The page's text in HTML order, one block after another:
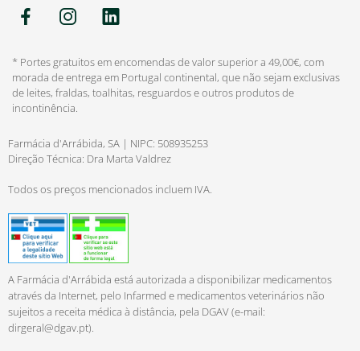
* Portes gratuitos em encomendas de valor superior a 49,00€, com
morada de entrega em Portugal continental, que não sejam exclusivas
de leites, fraldas, toalhitas, resguardos e outros produtos de
incontinência.
Farmácia d'Arrábida, SA | NIPC: 508935253
Direção Técnica: Dra Marta Valdrez
Todos os preços mencionados incluem IVA.
A Farmácia d'Arrábida está autorizada a disponibilizar medicamentos
através da Internet, pelo Infarmed e medicamentos veterinários não
sujeitos a receita médica à distância, pela DGAV (e-mail:
dirgeral@dgav.pt).